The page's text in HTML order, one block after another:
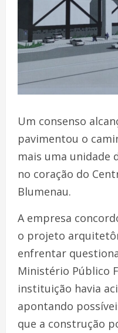
Um consenso
pavimentou o
mais uma unidade
no coração do
Blumenau.
A empresa
o projeto
enfrentar
Ministério Público
instituição havia
apontando
que a construção